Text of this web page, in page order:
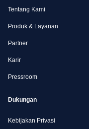
Tentang Kami
Produk & Layanan
Partner
Karir
Pressroom
Dukungan
Kebijakan Privasi